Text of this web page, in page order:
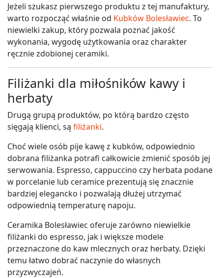
Jeżeli szukasz pierwszego produktu z tej manufaktury,
warto rozpocząć właśnie od Kubków Bolesławiec. To
niewielki zakup, który pozwala poznać jakość
wykonania, wygodę użytkowania oraz charakter
ręcznie zdobionej ceramiki.
Filiżanki dla miłośników kawy i
herbaty
Drugą grupą produktów, po którą bardzo często
sięgają klienci, są filiżanki.
Choć wiele osób pije kawę z kubków, odpowiednio
dobrana filiżanka potrafi całkowicie zmienić sposób jej
serwowania. Espresso, cappuccino czy herbata podane
w porcelanie lub ceramice prezentują się znacznie
bardziej elegancko i pozwalają dłużej utrzymać
odpowiednią temperaturę napoju.
Ceramika Bolesławiec oferuje zarówno niewielkie
filiżanki do espresso, jak i większe modele
przeznaczone do kaw mlecznych oraz herbaty. Dzięki
temu łatwo dobrać naczynie do własnych
przyzwyczajeń.